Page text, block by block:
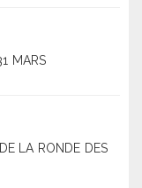
MARS
LA RONDE DES